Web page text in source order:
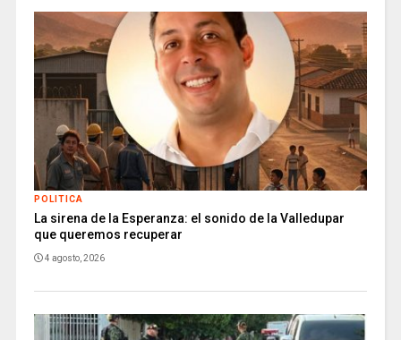
POLITICA
La sirena de la Esperanza: el sonido de la Valledupar
que queremos recuperar
4 agosto, 2026